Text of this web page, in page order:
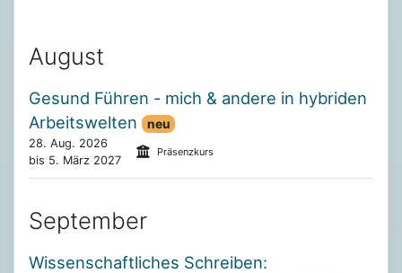
August
Gesund Führen - mich & andere in hybriden
Arbeitswelten
neu
28. Aug. 2026
bis 5. März 2027
Präsenzkurs
September
Wissenschaftliches Schreiben: